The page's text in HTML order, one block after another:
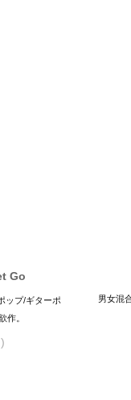
Go
ップ/ギターポ
作。
男女混